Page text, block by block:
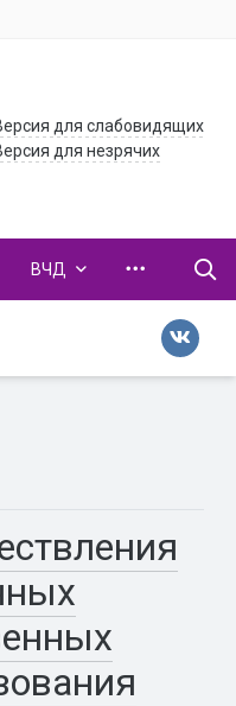
для слабовидящих
для незрячих
ВЧД